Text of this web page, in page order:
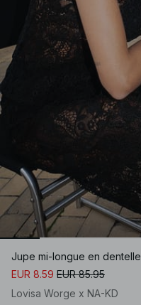
Jupe mi-longue en dentelle
EUR 8.59 EUR 85.95
Lovisa Worge x NA-KD